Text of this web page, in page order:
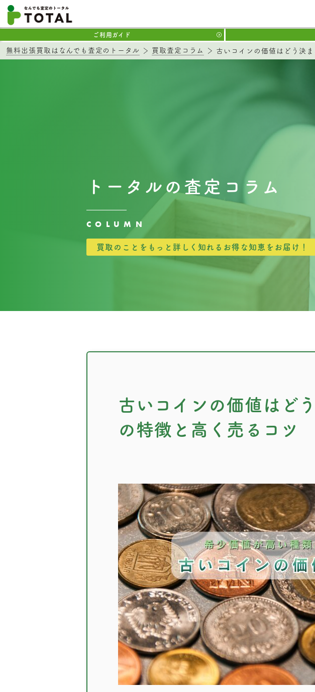
ご利用ガイド
無料出張買取はなんでも査定のトータル 買取査定コラム 古いコインの価値はどう決
トータルの査定コラム
COLUMN
買取のことをもっと詳しく知れるお得な知恵をお届け！
古いコインの価値はど
の特徴と高く売るコツ